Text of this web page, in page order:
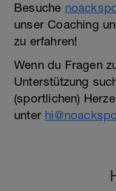
Besuche
unser Coaching
zu erfahren!
Wenn du Fragen
Unterstützung
(sportlichen)
unter